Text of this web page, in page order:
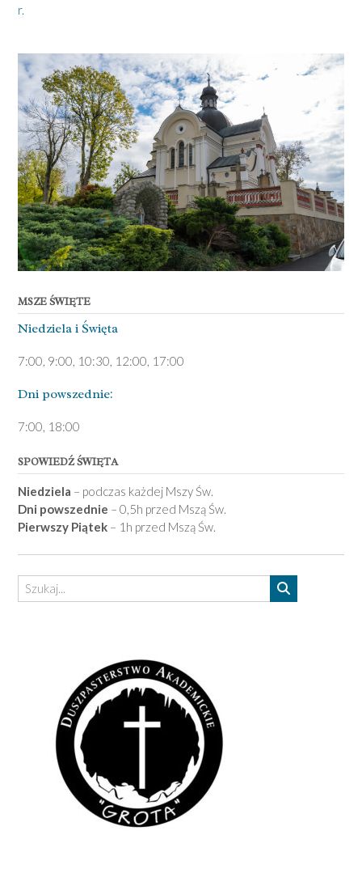
r.
MSZE ŚWIĘTE
Niedziela ­i Święta
7:00, 9:00, 10:30, 12:00, 17:00
Dni pows­zednie:
7­:00, 18:00­
SPOWIEDŹ ŚWIĘTA
Niedziela – podczas każdej Mszy Św.
Dni powszednie – 0,5h przed Mszą Św.
Pierwszy Piątek – 1h przed Mszą Św.